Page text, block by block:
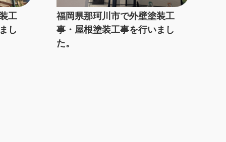
工
し
福岡県那珂川市で外壁塗装工
事・屋根塗装工事を行いまし
た。